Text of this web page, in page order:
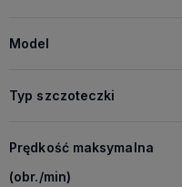
Model
Typ szczoteczki
Prędkość maksymalna
(obr./min)